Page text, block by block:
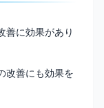
善に効果があり
改善にも効果を